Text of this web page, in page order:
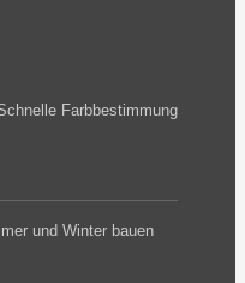
Farbbestimmung
und Winter bauen